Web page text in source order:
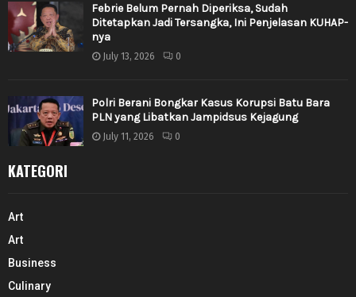
Febrie Belum Pernah Diperiksa, Sudah
Ditetapkan Jadi Tersangka, Ini Penjelasan KUHAP-
nya
July 13, 2026 0
Polri Berani Bongkar Kasus Korupsi Batu Bara
PLN yang Libatkan Jampidsus Kejagung
July 11, 2026 0
KATEGORI
Art
Art
Business
Culinary